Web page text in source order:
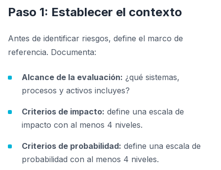
Paso 1: Establecer el contexto
Antes de identificar riesgos, define el marco de
referencia. Documenta:
Alcance de la evaluación: ¿qué sistemas,
procesos y activos incluyes?
Criterios de impacto: define una escala de
impacto con al menos 4 niveles.
Criterios de probabilidad: define una escala de
probabilidad con al menos 4 niveles.